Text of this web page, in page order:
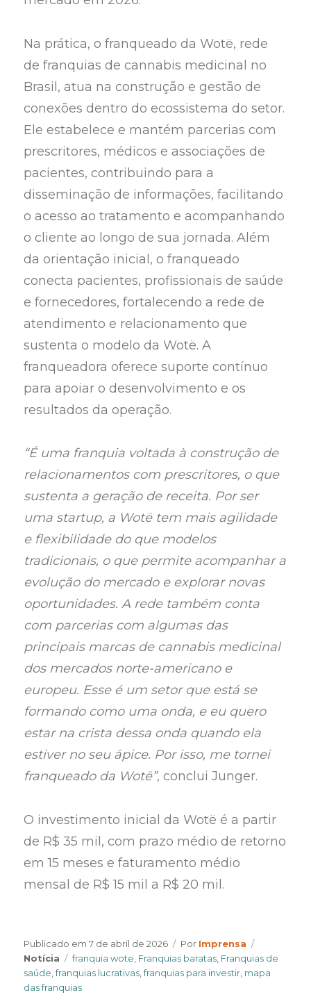
Na prática, o franqueado da Wotë, rede
de franquias de cannabis medicinal no
Brasil, atua na construção e gestão de
conexões dentro do ecossistema do setor.
Ele estabelece e mantém parcerias com
prescritores, médicos e associações de
pacientes, contribuindo para a
disseminação de informações, facilitando
o acesso ao tratamento e acompanhando
o cliente ao longo de sua jornada. Além
da orientação inicial, o franqueado
conecta pacientes, profissionais de saúde
e fornecedores, fortalecendo a rede de
atendimento e relacionamento que
sustenta o modelo da Wotë. A
franqueadora oferece suporte contínuo
para apoiar o desenvolvimento e os
resultados da operação.
“É uma franquia voltada à construção de
relacionamentos com prescritores, o que
sustenta a geração de receita. Por ser
uma startup, a Wotë tem mais agilidade
e flexibilidade do que modelos
tradicionais, o que permite acompanhar a
evolução do mercado e explorar novas
oportunidades. A rede também conta
com parcerias com algumas das
principais marcas de cannabis medicinal
dos mercados norte-americano e
europeu. Esse é um setor que está se
formando como uma onda, e eu quero
estar na crista dessa onda quando ela
estiver no seu ápice. Por isso, me tornei
franqueado da Wotë”, conclui Junger.
O investimento inicial da Wotë é a partir
de R$ 35 mil, com prazo médio de retorno
em 15 meses e faturamento médio
mensal de R$ 15 mil a R$ 20 mil.
Publicado em7 de abril de 2026 Por Author
Imprensa
Notícia
Tags
franquia wote, Franquias baratas, Franquias de
saúde,franquias lucrativas,franquias para investir, mapa
das franquias